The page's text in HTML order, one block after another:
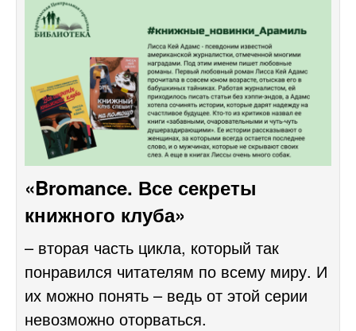
«Bromance. Все секреты
книжного клуба»
– вторая часть цикла, который так
понравился читателям по всему миру. И
их можно понять – ведь от этой серии
невозможно оторваться.